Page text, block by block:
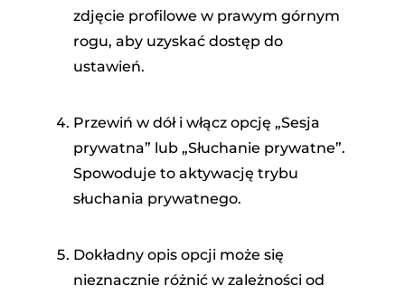
zdjęcie profilowe w prawym górnym
rogu, aby uzyskać dostęp do
ustawień.
Przewiń w dół i włącz opcję „Sesja
prywatna” lub „Słuchanie prywatne”.
Spowoduje to aktywację trybu
słuchania prywatnego.
Dokładny opis opcji może się
nieznacznie różnić w zależności od